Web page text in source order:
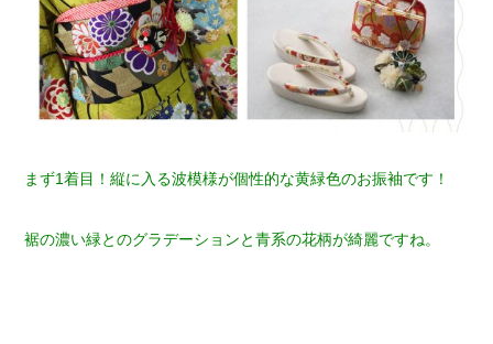
まず1着目！縦に入る波模様が個性的な黄緑色のお振袖です！
裾の濃い緑とのグラデーションと青系の花柄が綺麗ですね。